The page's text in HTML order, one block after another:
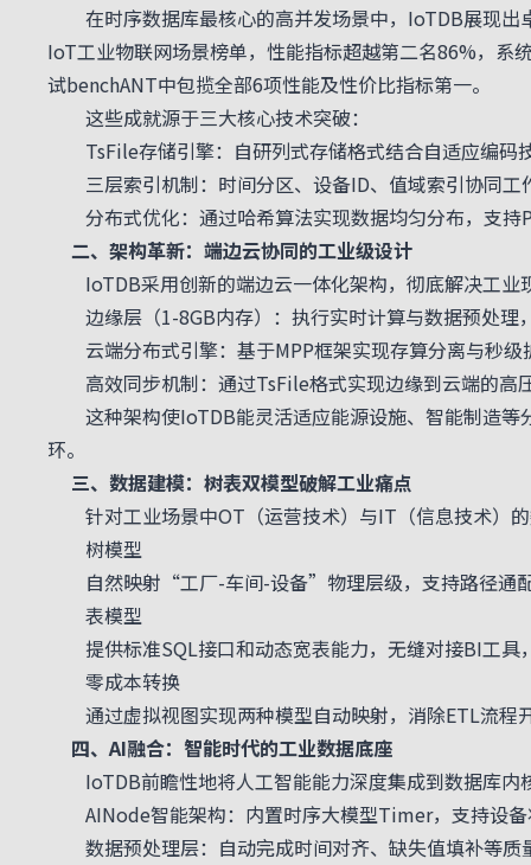
在时序数据库最核心的高并发场景中，IoTDB展现出
IoT工业物联网场景榜单，性能指标超越第二名86%，
试benchANT中包揽全部6项性能及性价比指标第一。
这些成就源于三大核心技术突破：
TsFile存储引擎：自研列式存储格式结合自适应编码
三层索引机制：时间分区、设备ID、值域索引协同工
分布式优化：通过哈希算法实现数据均匀分布，支持
二、架构革新：端边云协同的工业级设计
IoTDB采用创新的端边云一体化架构，彻底解决工业
边缘层（1-8GB内存）：执行实时计算与数据预处理
云端分布式引擎：基于MPP框架实现存算分离与秒级
高效同步机制：通过TsFile格式实现边缘到云端的高
这种架构使IoTDB能灵活适应能源设施、智能制造等
环。
三、数据建模：树表双模型破解工业痛点
针对工业场景中OT（运营技术）与IT（信息技术）
树模型
自然映射“工厂-车间-设备”物理层级，支持路径通
表模型
提供标准SQL接口和动态宽表能力，无缝对接BI工具
零成本转换
通过虚拟视图实现两种模型自动映射，消除ETL流程
四、AI融合：智能时代的工业数据底座
IoTDB前瞻性地将人工智能能力深度集成到数据库内
AINode智能架构：内置时序大模型Timer，支持设备
数据预处理层：自动完成时间对齐、缺失值填补等质